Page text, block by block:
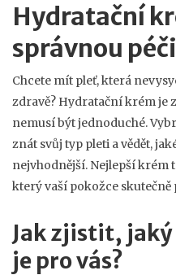
Hydratační
správnou
Chcete mít pleť, která
zdravě? Hydratační krém je
nemusí být jednoduché.
znát svůj typ pleti a vědět,
nejvhodnější. Nejlepší krém
který vaší pokožce skutečně
Jak zjistit,
je pro vás?